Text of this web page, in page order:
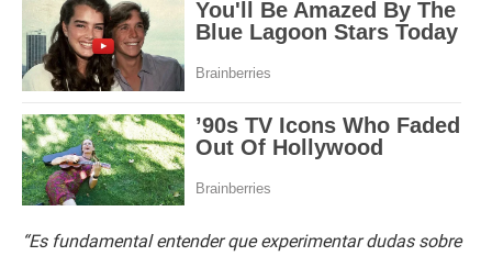
“Es fundamental entender que experimentar dudas sobre